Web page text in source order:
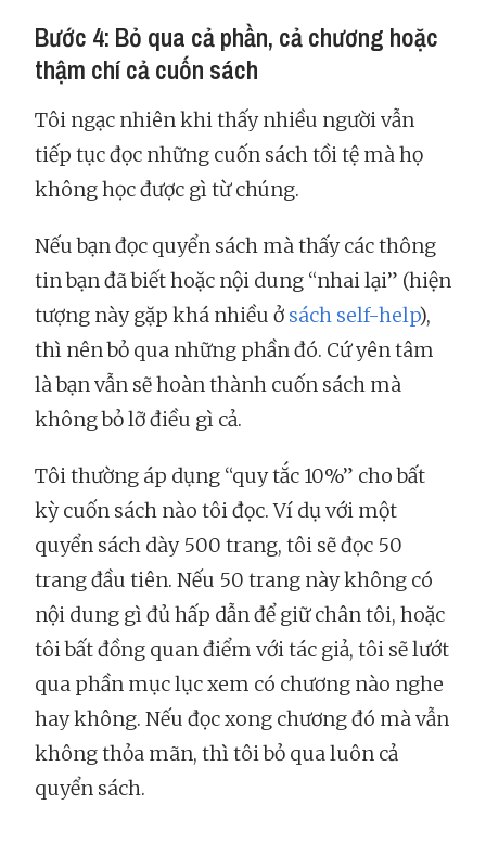
Bước 4: Bỏ qua cả phần, cả chương hoặc
thậm chí cả cuốn sách
Tôi ngạc nhiên khi thấy nhiều người vẫn
tiếp tục đọc những cuốn sách tồi tệ mà họ
không học được gì từ chúng.
Nếu bạn đọc quyển sách mà thấy các thông
tin bạn đã biết hoặc nội dung “nhai lại” (hiện
tượng này gặp khá nhiều ở sách self-help),
thì nên bỏ qua những phần đó. Cứ yên tâm
là bạn vẫn sẽ hoàn thành cuốn sách mà
không bỏ lỡ điều gì cả.
Tôi thường áp dụng “quy tắc 10%” cho bất
kỳ cuốn sách nào tôi đọc. Ví dụ với một
quyển sách dày 500 trang, tôi sẽ đọc 50
trang đầu tiên. Nếu 50 trang này không có
nội dung gì đủ hấp dẫn để giữ chân tôi, hoặc
tôi bất đồng quan điểm với tác giả, tôi sẽ lướt
qua phần mục lục xem có chương nào nghe
hay không. Nếu đọc xong chương đó mà vẫn
không thỏa mãn, thì tôi bỏ qua luôn cả
quyển sách.